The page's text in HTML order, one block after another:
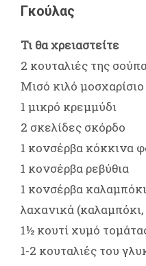
Γκούλας
Τι θα χρειαστείτε
2 κουταλιές της
Μισό κιλό
1 μικρό κρεμμύδι
2 σκελίδες σκόρδο
1 κονσέρβα κόκκινα
1 κονσέρβα ρεβύθια
1 κονσέρβα
λαχανικά
1½ κουτί χυμό
1-2 κουταλιές του